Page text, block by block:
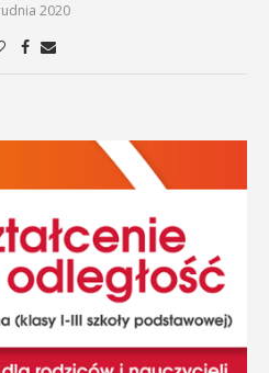
2020